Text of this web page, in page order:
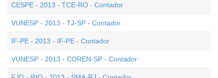
CESPE - 2013 - TCE-RO - Contador
VUNESP - 2013 - TJ-SP - Contador
IF-PE - 2013 - IF-PE - Contador
VUNESP - 2013 - COREN-SP - Contador